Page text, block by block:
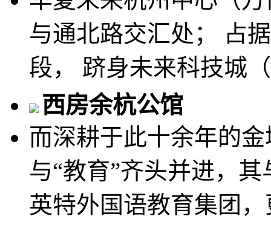
与通北路交汇处； 占
段， 跻身未来科技城
西房余杭公馆
而深耕于此十余年的
与“教育”齐头并进，
英特外国语教育集团，